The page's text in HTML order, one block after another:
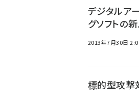
デジタルア
グソフトの
2013年7月30日
標的型攻撃